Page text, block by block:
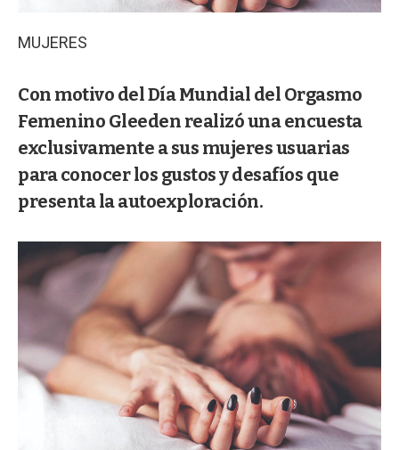
MUJERES
Con motivo del Día Mundial del Orgasmo
Femenino Gleeden realizó una encuesta
exclusivamente a sus mujeres usuarias
para conocer los gustos y desafíos que
presenta la autoexploración.